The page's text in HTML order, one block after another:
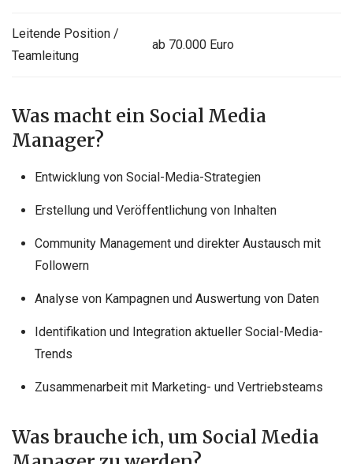
Leitende Position /
Teamleitung
ab 70.000 Euro
Was macht ein Social Media
Manager?
Entwicklung von Social-Media-Strategien
Erstellung und Veröffentlichung von Inhalten
Community Management und direkter Austausch mit
Followern
Analyse von Kampagnen und Auswertung von Daten
Identifikation und Integration aktueller Social-Media-
Trends
Zusammenarbeit mit Marketing- und Vertriebsteams
Was brauche ich, um Social Media